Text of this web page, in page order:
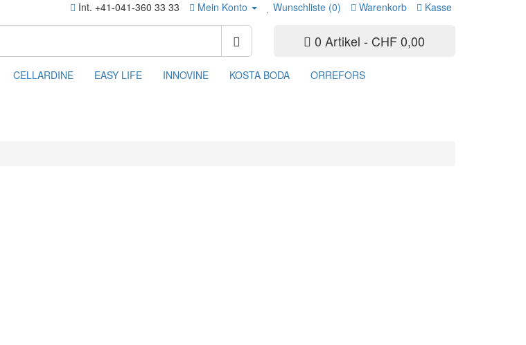
Int. +41-041-360 33 33 Mein Konto Wunschliste (0) Warenkorb Kasse
0 Artikel - CHF 0,00
CELLARDINE EASY LIFE INNOVINE KOSTA BODA ORREFORS